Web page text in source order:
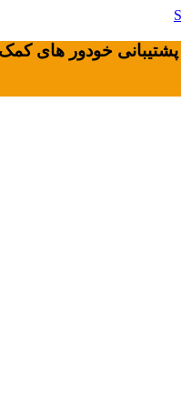
خودور های کمک